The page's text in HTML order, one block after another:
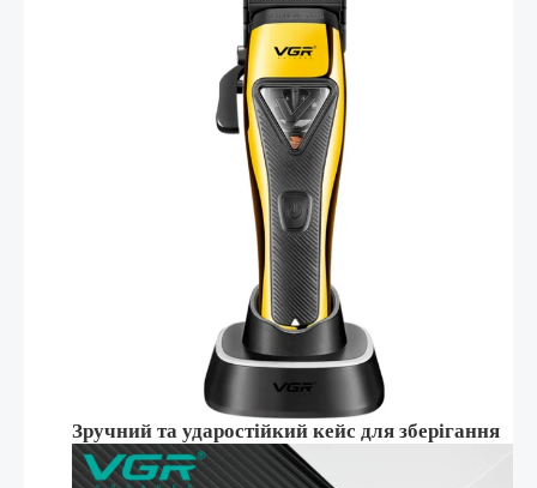
Зручний та ударостійкий кейс для зберігання
та транспортування